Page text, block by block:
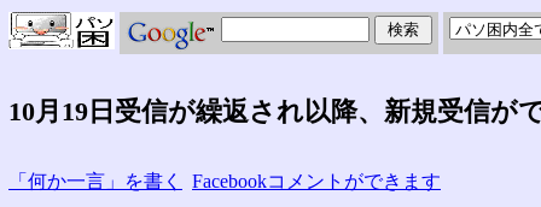
10月19日受信が繰返され以降、新規受信が
「何か一言」を書く Facebookコメントができます